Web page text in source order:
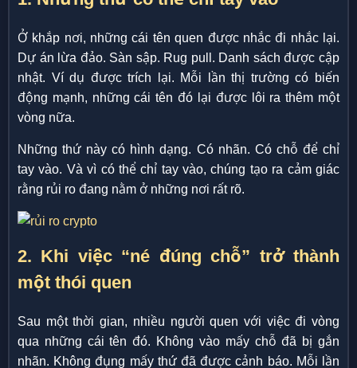
Ở khắp nơi, những cái tên quen được nhắc đi nhắc lại.
Dự án lừa đảo. Sàn sập. Rug pull. Danh sách được cập
nhật. Ví dụ được trích lại. Mỗi lần thị trường có biến
động mạnh, những cái tên đó lại được lôi ra thêm một
vòng nữa.
Những thứ này có hình dạng. Có nhãn. Có chỗ để chỉ
tay vào. Và vì có thể chỉ tay vào, chúng tạo ra cảm giác
rằng rủi ro đang nằm ở những nơi rất rõ.
2. Khi việc “né đúng chỗ” trở thành
một thói quen
Sau một thời gian, nhiều người quen với việc đi vòng
qua những cái tên đó. Không vào mấy chỗ đã bị gắn
nhãn. Không đụng mấy thứ đã được cảnh báo. Mỗi lần